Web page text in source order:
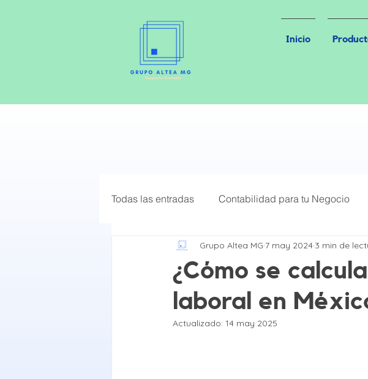
Inicio
Todas las entradas Contabilidad para tu Negocio
Elige el mejor Régimen Fiscal Más Leídos
¿Cómo se
laboral en
Grupo Altea MG 7 may 2024 3 min de
Actualizado: 14 may 2025